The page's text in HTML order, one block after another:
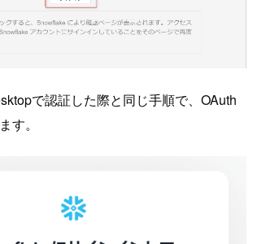
で認証した際と同じ手順で、OAuth
す。